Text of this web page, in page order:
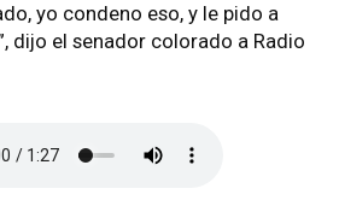
yo condeno eso, y le pido a
dijo el senador colorado a Radio